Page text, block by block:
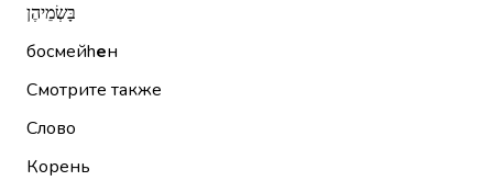
בָּשְׂמֵיהֶן
босмейhен
Смотрите также
Слово
Корень